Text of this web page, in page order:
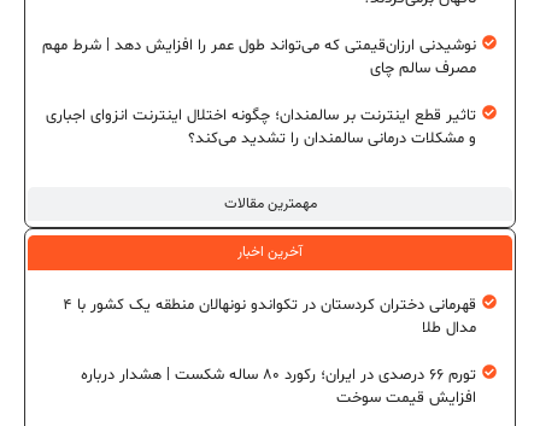
مهمترین مقالات
نوشیدنی ارزان‌قیمتی که می‌تواند طول عمر را افزایش دهد | شرط مهم
مصرف سالم چای
تاثیر قطع اینترنت بر سالمندان؛ چگونه اختلال اینترنت انزوای اجباری
و مشکلات درمانی سالمندان را تشدید می‌کند؟
آخرین اخبار
قهرمانی دختران کردستان در تکواندو نونهالان منطقه یک کشور با ۴
مدال طلا
تورم ۶۶ درصدی در ایران؛ رکورد ۸۰ ساله شکست | هشدار درباره
افزایش قیمت سوخت